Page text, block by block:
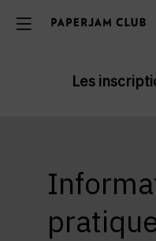
Les